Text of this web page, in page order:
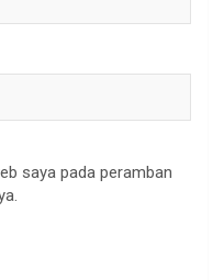
saya pada peramban